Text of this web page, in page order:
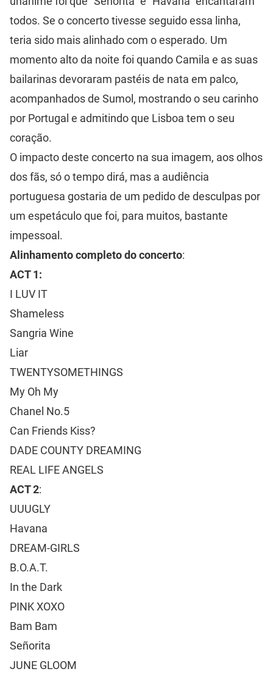
todos. Se o concerto tivesse seguido essa linha,
teria sido mais alinhado com o esperado. Um
momento alto da noite foi quando Camila e as suas
bailarinas devoraram pastéis de nata em palco,
acompanhados de Sumol, mostrando o seu carinho
por Portugal e admitindo que Lisboa tem o seu
coração.
O impacto deste concerto na sua imagem, aos olhos
dos fãs, só o tempo dirá, mas a audiência
portuguesa gostaria de um pedido de desculpas por
um espetáculo que foi, para muitos, bastante
impessoal.
Alinhamento completo do concerto:
ACT 1:
I LUV IT
Shameless
Sangria Wine
Liar
TWENTYSOMETHINGS
My Oh My
Chanel No.5
Can Friends Kiss?
DADE COUNTY DREAMING
REAL LIFE ANGELS
ACT 2:
UUUGLY
Havana
DREAM-GIRLS
B.O.A.T.
In the Dark
PINK XOXO
Bam Bam
Señorita
JUNE GLOOM